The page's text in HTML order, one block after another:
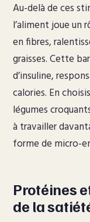
Au-delà de ces
l’aliment joue un
en fibres,
graisses. Cette
d’insuline,
calories. En
légumes
à travailler
forme de micro-
Protéines
de la